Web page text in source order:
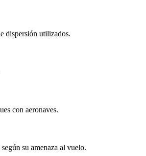
dispersión utilizados.
con aeronaves.
su amenaza al vuelo.